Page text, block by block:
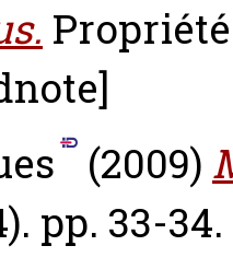
(2009)
pp. 33-34.